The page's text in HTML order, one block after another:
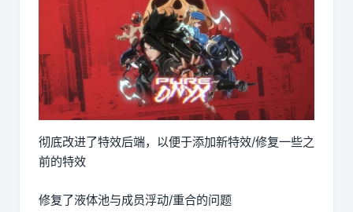
彻底改进了特效后端，以便于添加新特效/修复一些之
前的特效
修复了液体池与成员浮动/重合的问题